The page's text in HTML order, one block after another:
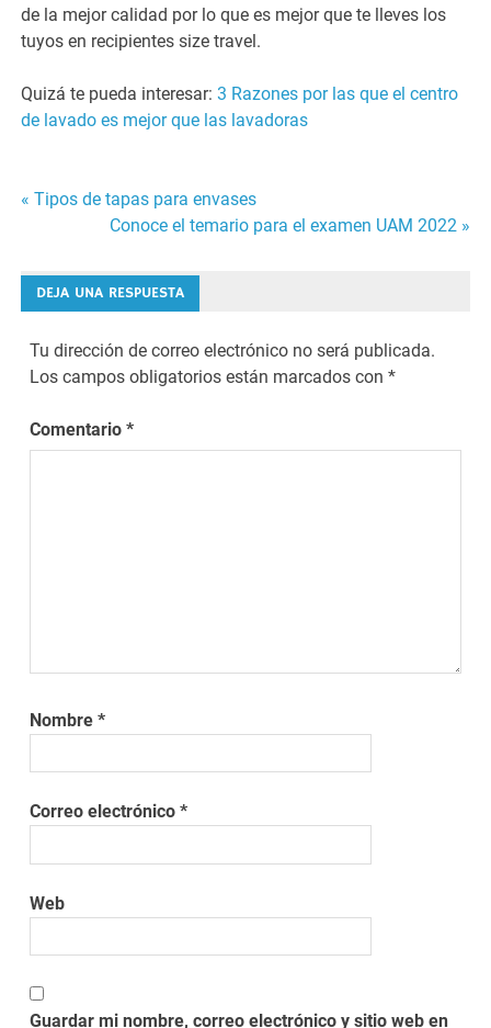
de la mejor calidad por lo que es mejor que te lleves los
tuyos en recipientes size travel.
Quizá te pueda interesar:3 Razones por las que el centro
de lavado es mejor que las lavadoras
Navegación
de
entradas
« Tipos de tapas para envases
Conoce el temario para el examen UAM 2022 »
DEJA UNA RESPUESTA
Tu dirección de correo electrónico no será publicada.
Los campos obligatorios están marcados con*
Comentario*
Nombre*
Correo electrónico*
Web
Guardar mi nombre, correo electrónico y sitio web en